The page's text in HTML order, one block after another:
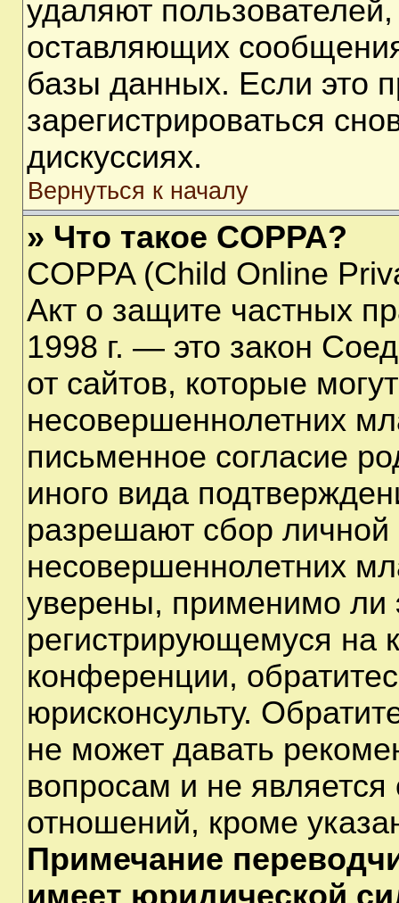
удаляют
оставляющих
базы данных. Если это
зарегистрироваться
дискуссиях.
Вернуться к началу
» Что такое COPPA?
COPPA (Child Online
Акт о защите частных
1998 г. — это закон
от сайтов, которые
несовершеннолетних
письменное согласие
иного вида
разрешают сбор
несовершеннолетних
уверены, применимо ли
регистрирующемуся на
конференции,
юрисконсульту.
не может давать
вопросам и не
отношений, кроме
Примечание
имеет юридической